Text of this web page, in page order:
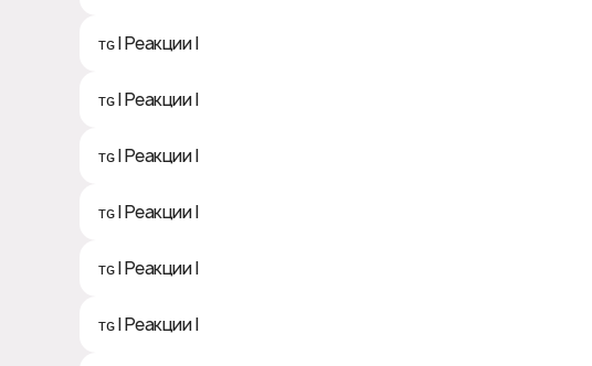
ᴛɢ | Реакции | 🌚
ᴛɢ | Реакции | 🙈
ᴛɢ | Реакции | 🙊
ᴛɢ | Реакции | 🙉
ᴛɢ | Реакции | 🎅
ᴛɢ | Реакции | 🤷‍♀